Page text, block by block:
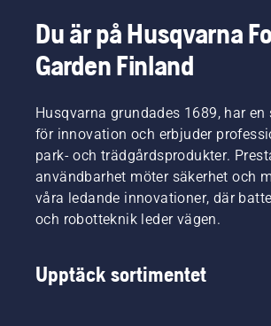
Du är på Husqvarna
Garden Finland
Husqvarna grundades 1689, har
för innovation och erbjuder
park- och trädgårdsprodukter.
användbarhet möter säkerhet och
våra ledande innovationer, där
och robotteknik leder vägen.
Upptäck sortimentet